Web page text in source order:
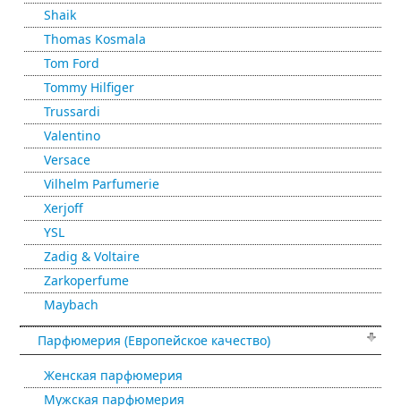
Shaik
Thomas Kosmala
Tom Ford
Tommy Hilfiger
Trussardi
Valentino
Versace
Vilhelm Parfumerie
Xerjoff
YSL
Zadig & Voltaire
Zarkoperfume
Maybach
Парфюмерия (Европейское качество)
Женская парфюмерия
Мужская парфюмерия